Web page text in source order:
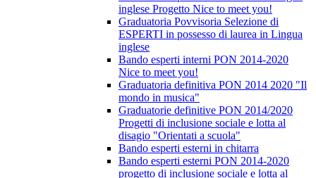
inglese Progetto Nice to meet you!
Graduatoria Povvisoria Selezione di
ESPERTI in possesso di laurea in Lingua
inglese
Bando esperti interni PON 2014-2020
Nice to meet you!
Graduatoria definitiva PON 2014 2020 "Il
mondo in musica"
Graduatorie definitive PON 2014/2020
Progetti di inclusione sociale e lotta al
disagio "Orientati a scuola"
Bando esperti esterni in chitarra
Bando esperti esterni PON 2014-2020
progetto di inclusione sociale e lotta al